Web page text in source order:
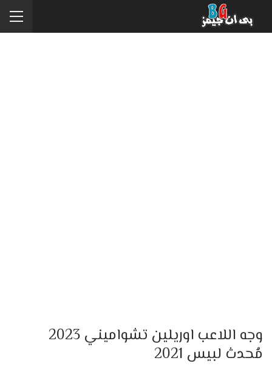
وجه اللاعب اوريلين تشواميني 2023
مُحدث لبيس 2021